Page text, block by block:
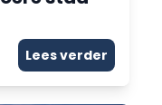
Lees verder